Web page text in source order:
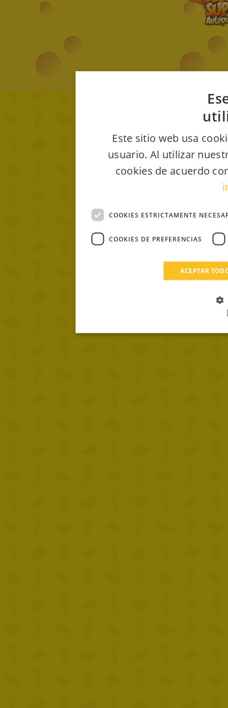
Este sitio web usa
usuario. Al utilizar
cookies de acuerdo
COOKIES ESTRICTAMENTE
COOKIES DE PREFERENCIAS
ACEPTAR